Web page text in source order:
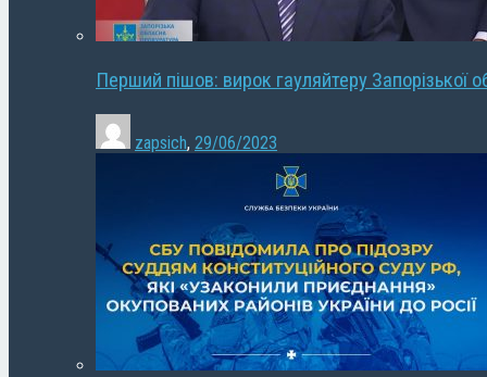
Перший пішов: вирок гауляйтеру Запорізької
zapsich, 29/06/2023